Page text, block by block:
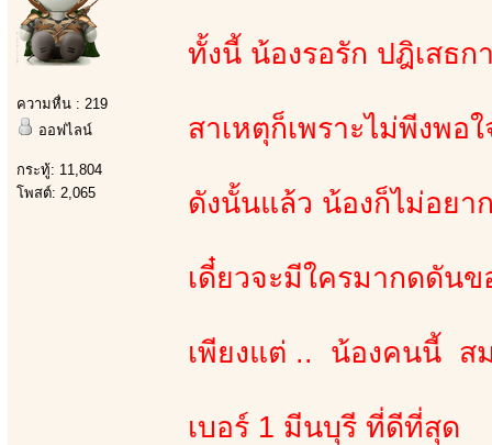
ความหื่น : 219
ออฟไลน์
กระทู้: 11,804
โพสต์: 2,065
ทั้งนี้ น้องรอรัก ปฎิเสธ
สาเหตุก็เพราะไม่พีงพอ
ดังนั้นแล้ว น้องก็ไม่อยา
เดี๋ยวจะมีใครมากดดัน
เพียงแต่ .. น้องคนนี้ ส
เบอร์ 1 มีนบุรี ที่ดีที่สุด